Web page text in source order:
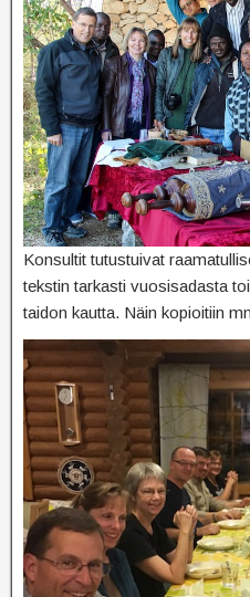
Konsultit tutustuivat
tekstin tarkasti vuosisadasta
taidon kautta. Näin kopioitiin